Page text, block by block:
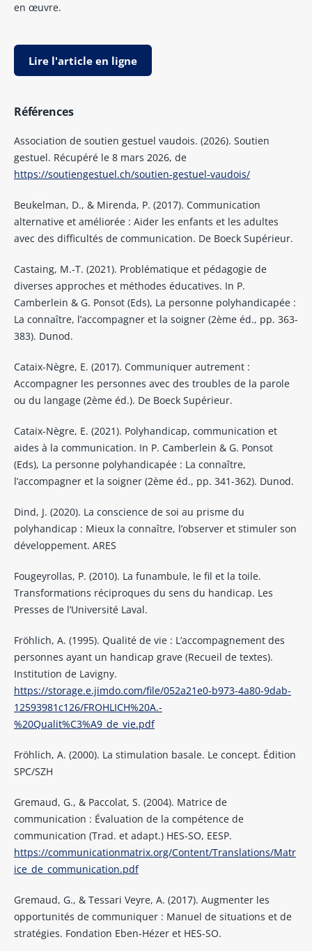
en œuvre.
Lire l'article en ligne
Références
Association de soutien gestuel vaudois. (2026). Soutien
gestuel. Récupéré le 8 mars 2026, de
https://soutiengestuel.ch/soutien-gestuel-vaudois/
Beukelman, D., & Mirenda, P. (2017). Communication
alternative et améliorée : Aider les enfants et les adultes
avec des difficultés de communication. De Boeck Supérieur.
Castaing, M.-T. (2021). Problématique et pédagogie de
diverses approches et méthodes éducatives. In P.
Camberlein & G. Ponsot (Eds), La personne polyhandicapée :
La connaître, l’accompagner et la soigner (2ème éd., pp. 363-
383). Dunod.
Cataix-Nègre, E. (2017). Communiquer autrement :
Accompagner les personnes avec des troubles de la parole
ou du langage (2ème éd.). De Boeck Supérieur.
Cataix-Nègre, E. (2021). Polyhandicap, communication et
aides à la communication. In P. Camberlein & G. Ponsot
(Eds), La personne polyhandicapée : La connaître,
l’accompagner et la soigner (2ème éd., pp. 341-362). Dunod.
Dind, J. (2020). La conscience de soi au prisme du
polyhandicap : Mieux la connaître, l’observer et stimuler son
développement. ARES
Fougeyrollas, P. (2010). La funambule, le fil et la toile.
Transformations réciproques du sens du handicap. Les
Presses de l’Université Laval.
Fröhlich, A. (1995). Qualité de vie : L’accompagnement des
personnes ayant un handicap grave (Recueil de textes).
Institution de Lavigny.
https://storage.e.jimdo.com/file/052a21e0-b973-4a80-9dab-
12593981c126/FROHLICH%20A.-
%20Qualit%C3%A9_de_vie.pdf
Fröhlich, A. (2000). La stimulation basale. Le concept. Édition
SPC/SZH
Gremaud, G., & Paccolat, S. (2004). Matrice de
communication : Évaluation de la compétence de
communication (Trad. et adapt.) HES-SO, EESP.
https://communicationmatrix.org/Content/Translations/Matr
ice_de_communication.pdf
Gremaud, G., & Tessari Veyre, A. (2017). Augmenter les
opportunités de communiquer : Manuel de situations et de
stratégies. Fondation Eben-Hézer et HES-SO.